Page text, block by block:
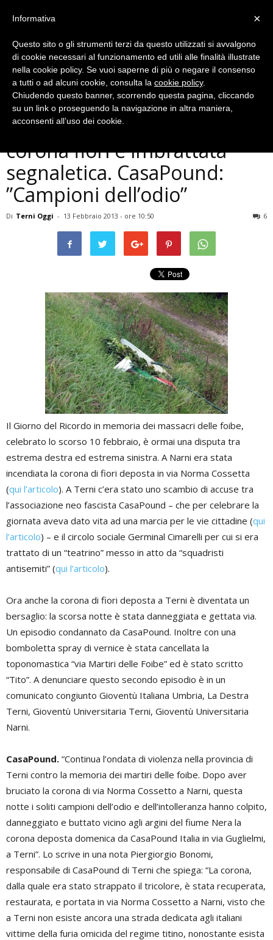
Politica
Foibe, a Terni danneggiata
corona fiori e imbrattata
segnaletica. CasaPound:
”Campioni dell’odio”
Di Terni Oggi - 13 Febbraio 2013 - ore 10:50 6
Il Giorno del Ricordo in memoria dei massacri delle foibe,
celebrato lo scorso 10 febbraio, è ormai una disputa tra
estrema destra ed estrema sinistra. A Narni era stata
incendiata la corona di fiori deposta in via Norma Cossetta
(qui l’articolo). A Terni c’era stato uno scambio di accuse tra
l’associazione neo fascista CasaPound – che per celebrare la
giornata aveva dato vita ad una marcia per le vie cittadine (qui
l’articolo) – e il circolo sociale Germinal Cimarelli per cui si era
trattato di un “teatrino” messo in atto da “squadristi
antisemiti” (qui l’articolo).
Ora anche la corona di fiori deposta a Terni è diventata un
bersaglio: la scorsa notte è stata danneggiata e gettata via.
Un episodio condannato da CasaPound. Inoltre con una
bomboletta spray di vernice è stata cancellata la
toponomastica “via Martiri delle Foibe” ed è stato scritto
“Tito”. A denunciare questo secondo episodio è in un
comunicato congiunto Gioventù Italiana Umbria, La Destra
Terni, Gioventù Universitaria Terni, Gioventù Universitaria
Narni.
CasaPound. “Continua l’ondata di violenza nella provincia di
Terni contro la memoria dei martiri delle foibe. Dopo aver
bruciato la corona di via Norma Cossetto a Narni, questa
notte i soliti campioni dell’odio e dell’intolleranza hanno colpito,
danneggiato e buttato vicino agli argini del fiume Nera la
corona deposta domenica da CasaPound Italia in via Guglielmi,
a Terni”. Lo scrive in una nota Piergiorgio Bonomi,
responsabile di CasaPound di Terni che spiega: “La corona,
dalla quale era stato strappato il tricolore, è stata recuperata,
restaurata, e portata in via Norma Cossetto a Narni, visto che
a Terni non esiste ancora una strada dedicata agli italiani
vittime della furia omicida del regime titino, nonostante esista
×
Informativa
Questo sito o gli strumenti terzi da questo utilizzati si avvalgono
di cookie necessari al funzionamento ed utili alle finalità illustrate
nella cookie policy. Se vuoi saperne di più o negare il consenso
a tutti o ad alcuni cookie, consulta la cookie policy.
Chiudendo questo banner, scorrendo questa pagina, cliccando
su un link o proseguendo la navigazione in altra maniera,
acconsenti all’uso dei cookie.